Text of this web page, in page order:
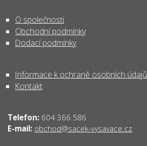
O společnosti
Obchodní podmínky
Dodací podmínky
Informace k ochraně osobních údajů
Kontakt
Telefon: 604 366 586
E-mail: obchod@sacek-vysavace.cz